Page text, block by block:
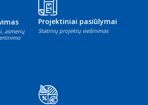
asmenų
Projektiniai pasiūlymai
Statinių projektų viešinimas